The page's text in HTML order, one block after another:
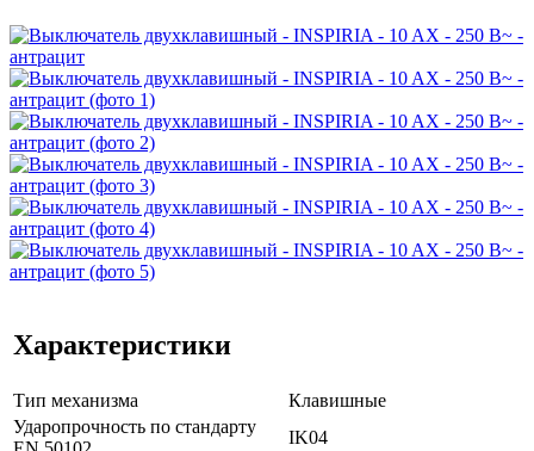
Характеристики
Тип механизма
Клавишные
Ударопрочность по стандарту
IK04